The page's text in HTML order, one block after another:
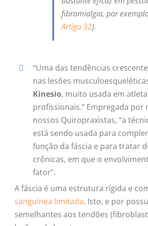
fibromialgia, por
Artigo 32).
“Uma das tendências
nas lesões
Kinesio, muito usada em
profissionais.” Empregada por
nossos Quiropraxistas, “a
está sendo usada para
função da fáscia e para tratar
crônicas, em que o
fator”.
A fáscia é uma estrutura rígida e
sanguínea limitada. Isto, e por
semelhantes aos tendões